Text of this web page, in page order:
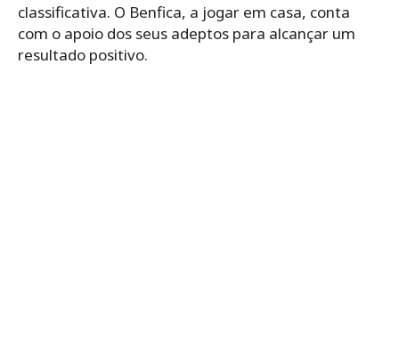
classificativa. O Benfica, a jogar em casa, conta
com o apoio dos seus adeptos para alcançar um
resultado positivo.